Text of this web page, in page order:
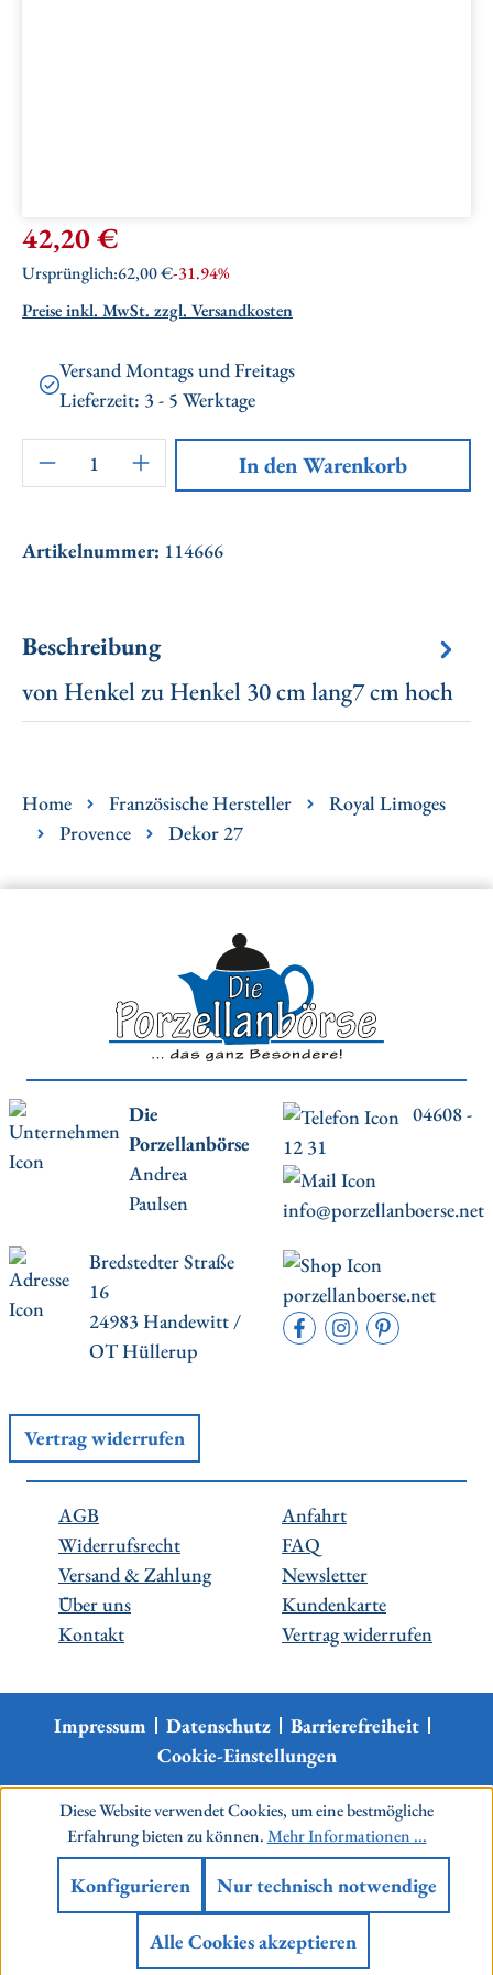
Verkaufspreis:
42,20 €
Ursprünglich:
Regulärer Preis:62,00 €-31.94%
Preise inkl. MwSt. zzgl. Versandkosten
Versand Montags und Freitags
Lieferzeit: 3 - 5 Werktage
Artikel Anzahl: Gib den gewünschten
In den Warenkorb
Artikelnummer: 114666
Beschreibung
von Henkel zu Henkel 30 cm lang7 cm hoch
Home Französische Hersteller
Royal Limoges
Provence
Dekor 27
Die
Porzellanbörse
Andrea
Paulsen
04608 -
12 31
info@porzellanboerse.net
Bredstedter Straße
16
24983 Handewitt /
OT Hüllerup
porzellanboerse.net
Vertrag widerrufen
AGB
Widerrufsrecht
Versand & Zahlung
Über uns
Kontakt
Anfahrt
FAQ
Newsletter
Kundenkarte
Vertrag widerrufen
Impressum Datenschutz
Barrierefreiheit
Cookie-Einstellungen
Diese Website verwendet Cookies, um eine bestmögliche
Erfahrung bieten zu können.Mehr Informationen ...
Nur technisch notwendige
Konfigurieren
Alle Cookies akzeptieren